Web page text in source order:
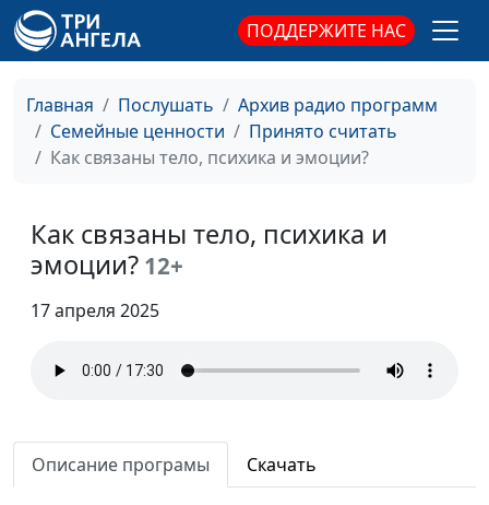
ПОДДЕРЖИТЕ НАС
Главная Послушать
Архив радио программ
Семейные ценности
Принято считать
Как связаны тело, психика и эмоции?
Как связаны тело, психика и
эмоции? 12+
17 апреля 2025
Описание програмы Скачать
Эгоизм как полезное
качество
Юлия Синицына,
Иван Соклаков,
психолог
Как нам мешают
ограничивающие
убеждения?
Юлия Синицына,
Иван Соклаков,
психолог
#788
скучно
Иван Соклаков,
Мастурбация -
зависимость или
психолог